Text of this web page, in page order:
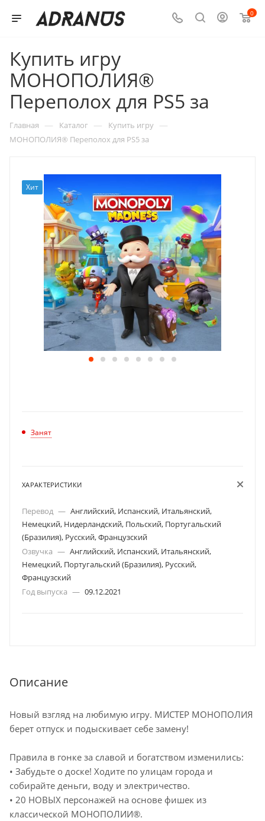
0
Купить игру
МОНОПОЛИЯ®
Переполох для PS5 за
Главная — Каталог — Купить игру —
МОНОПОЛИЯ® Переполох для PS5 за
Хит
Занят
ХАРАКТЕРИСТИКИ
Перевод — Английский, Испанский, Итальянский,
Немецкий, Нидерландский, Польский, Португальский
(Бразилия), Русский, Французский
Озвучка — Английский, Испанский, Итальянский,
Немецкий, Португальский (Бразилия), Русский,
Французский
Год выпуска — 09.12.2021
Описание
Новый взгляд на любимую игру. МИСТЕР МОНОПОЛИЯ
берет отпуск и подыскивает себе замену!
Правила в гонке за славой и богатством изменились:
• Забудьте о доске! Ходите по улицам города и
собирайте деньги, воду и электричество.
• 20 НОВЫХ персонажей на основе фишек из
классической МОНОПОЛИИ®.